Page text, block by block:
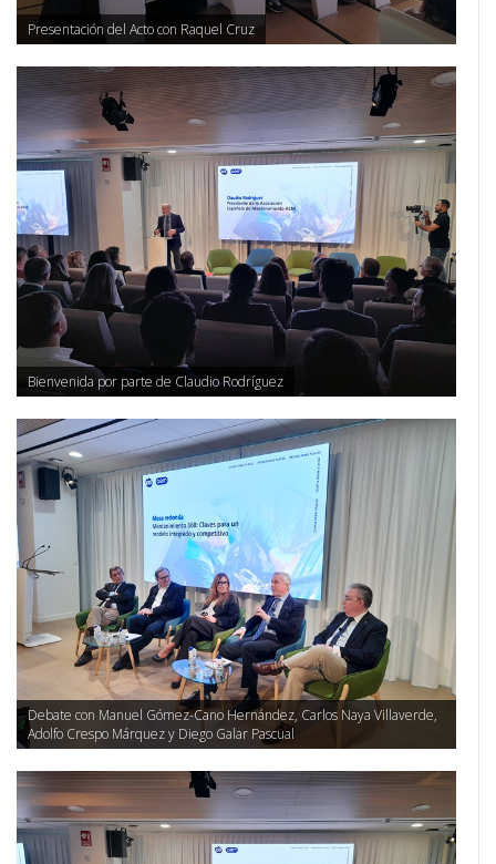
Presentación del Acto con Raquel Cruz
Bienvenida por parte de Claudio Rodríguez
Debate con Manuel Gómez-Cano Hernández, Carlos Naya Villaverde,
Adolfo Crespo Márquez y Diego Galar Pascual